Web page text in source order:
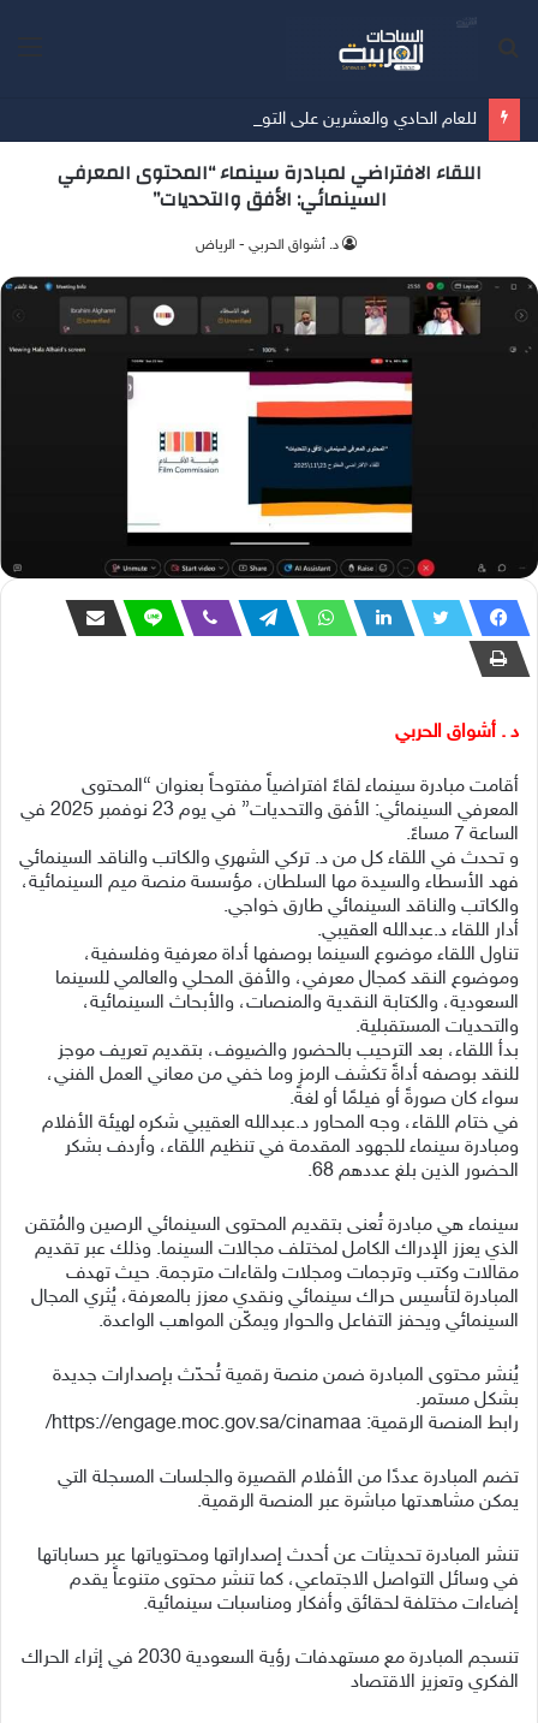
اللقاء الافتراضي لمبادرة سينماء “المحتوى المعرفي
السينمائي: الأفق والتحديات”
د. أشواق الحربي - الرياض
د . أشواق الحربي
أقامت مبادرة سينماء لقاءً افتراضياً مفتوحاً بعنوان “المحتوى
المعرفي السينمائي: الأفق والتحديات” في يوم 23 نوفمبر 2025 في
الساعة 7 مساءً.
و تحدث في اللقاء كل من د. تركي الشهري والكاتب والناقد السينمائي
فهد الأسطاء والسيدة مها السلطان، مؤسسة منصة ميم السينمائية،
والكاتب والناقد السينمائي طارق خواجي.
أدار اللقاء د.عبدالله العقيبي.
تناول اللقاء موضوع السينما بوصفها أداة معرفية وفلسفية،
وموضوع النقد كمجال معرفي، والأفق المحلي والعالمي للسينما
السعودية، والكتابة النقدية والمنصات، والأبحاث السينمائية،
والتحديات المستقبلية.
بدأ اللقاء، بعد الترحيب بالحضور والضيوف، بتقديم تعريف موجز
للنقد بوصفه أداةً تكشف الرمز وما خفي من معاني العمل الفني،
سواء كان صورةً أو فيلمًا أو لغةً.
في ختام اللقاء، وجه المحاور د.عبدالله العقيبي شكره لهيئة الأفلام
ومبادرة سينماء للجهود المقدمة في تنظيم اللقاء، وأردف بشكر
الحضور الذين بلغ عددهم 68.
سينماء هي مبادرة تُعنى بتقديم المحتوى السينمائي الرصين والمُتقن
الذي يعزز الإدراك الكامل لمختلف مجالات السينما. وذلك عبر تقديم
مقالات وكتب وترجمات ومجلات ولقاءات مترجمة. حيث تهدف
المبادرة لتأسيس حراك سينمائي ونقدي معزز بالمعرفة، يُثري المجال
السينمائي ويحفز التفاعل والحوار ويمكّن المواهب الواعدة.
يُنشر محتوى المبادرة ضمن منصة رقمية تُحدّث بإصدارات جديدة
بشكل مستمر.
رابط المنصة الرقمية: https://engage.moc.gov.sa/cinamaa/
تضم المبادرة عددًا من الأفلام القصيرة والجلسات المسجلة التي
يمكن مشاهدتها مباشرة عبر المنصة الرقمية.
تنشر المبادرة تحديثات عن أحدث إصداراتها ومحتوياتها عبر حساباتها
في وسائل التواصل الاجتماعي، كما تنشر محتوى متنوعاً يقدم
إضاءات مختلفة لحقائق وأفكار ومناسبات سينمائية.
تنسجم المبادرة مع مستهدفات رؤية السعودية 2030 في إثراء الحراك
الفكري وتعزيز الاقتصاد